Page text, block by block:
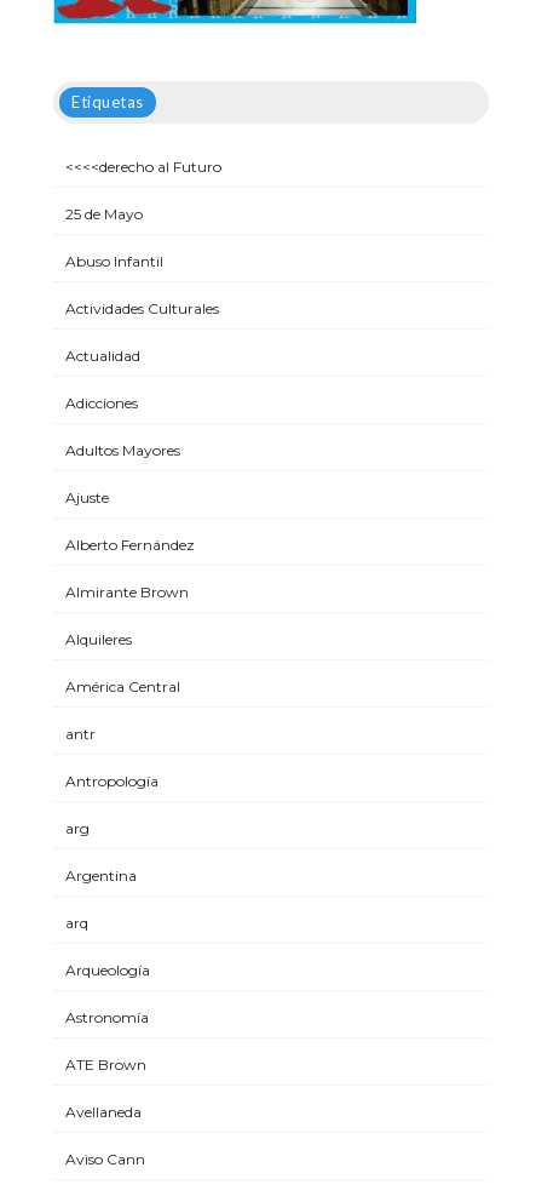
Etiquetas
<<<<derecho al Futuro
25 de Mayo
Abuso Infantil
Actividades Culturales
Actualidad
Adicciones
Adultos Mayores
Ajuste
Alberto Fernández
Almirante Brown
Alquileres
América Central
antr
Antropología
arg
Argentina
arq
Arqueología
Astronomía
ATE Brown
Avellaneda
Aviso Cann